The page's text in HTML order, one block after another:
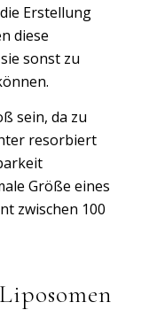
Erstellung
diese
sonst zu
sein, da zu
resorbiert
Größe eines
zwischen 100